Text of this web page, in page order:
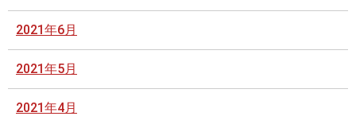
2021年6月
2021年5月
2021年4月